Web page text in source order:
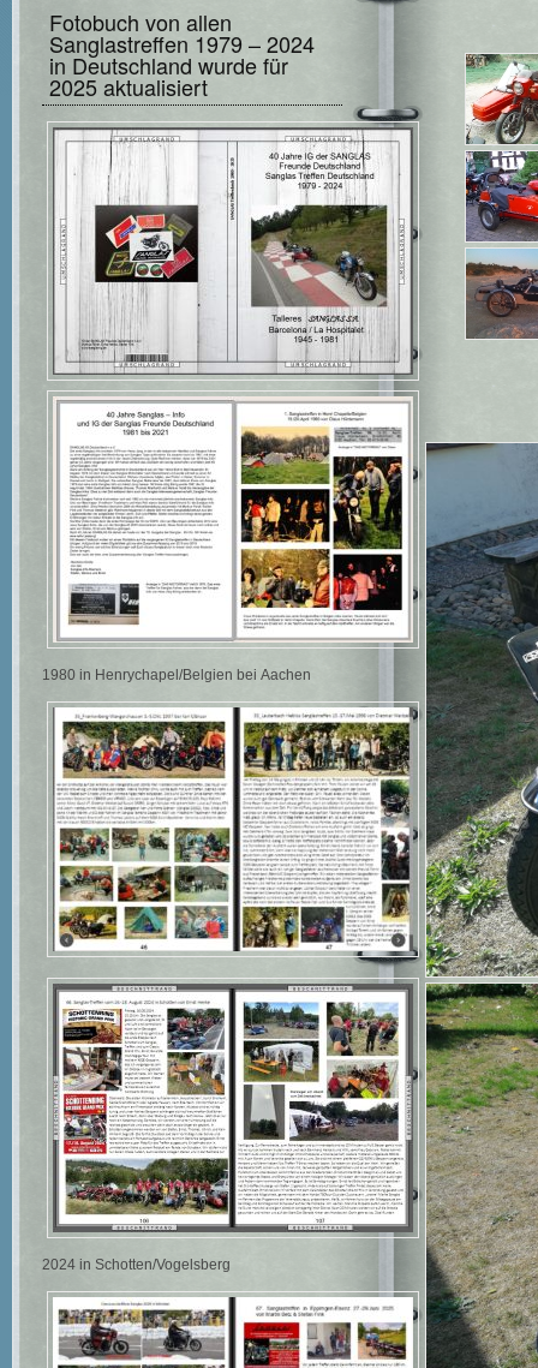
Fotobuch von allen
Sanglastreffen 1979 – 2024
in Deutschland wurde für
2025 aktualisiert
1980 in Henrychapel/Belgien bei Aachen
2024 in Schotten/Vogelsberg